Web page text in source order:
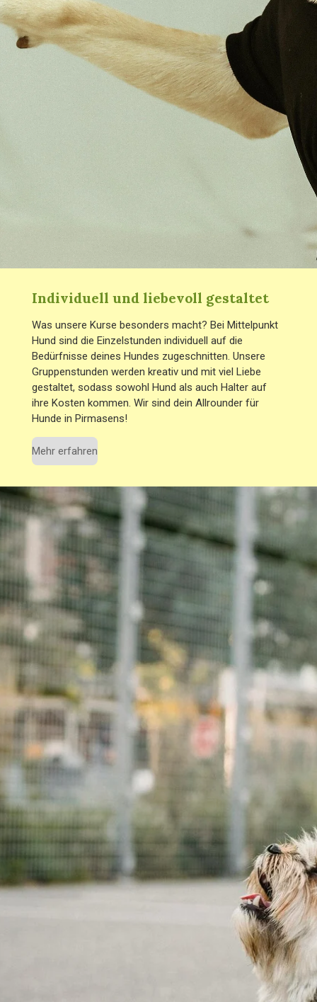
Individuell und liebevoll gestaltet
Was unsere Kurse besonders macht? Bei Mittelpunkt
Hund sind die Einzelstunden individuell auf die
Bedürfnisse deines Hundes zugeschnitten. Unsere
Gruppenstunden werden kreativ und mit viel Liebe
gestaltet, sodass sowohl Hund als auch Halter auf
ihre Kosten kommen. Wir sind dein Allrounder für
Hunde in Pirmasens!
Mehr erfahren